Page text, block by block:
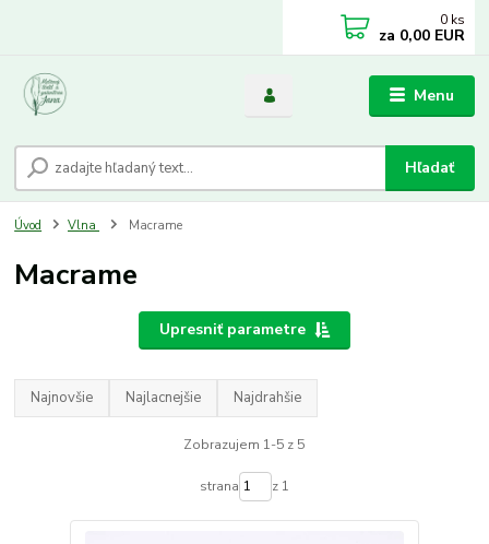
Menu
Hľadať
0 ks
za 0,00 EUR
Úvod Vlna Macrame
Macrame
Upresniť parametre
Najnovšie Najlacnejšie Najdrahšie
Zobrazujem 1-5 z 5
strana z 1